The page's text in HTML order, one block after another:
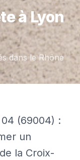
àLyon
dans leRhône
(69004) :
un
la Croix-